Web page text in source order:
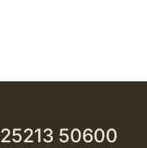
25213 50600